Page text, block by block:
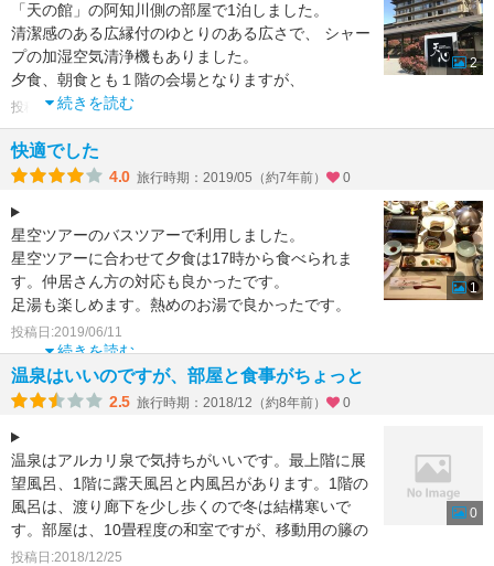
「天の館」の阿知川側の部屋で1泊しました。
清潔感のある広縁付のゆとりのある広さで、 シャー
プの加湿空気清浄機もありました。
夕食、朝食とも１階の会場となりますが、
続きを読む
投稿日:2019/11/16
2
快適でした
4.0 旅行時期：2019/05（約7年前） 0
星空ツアーのバスツアーで利用しました。
星空ツアーに合わせて夕食は17時から食べられま
す。仲居さん方の対応も良かったです。
足湯も楽しめます。熱めのお湯で良かったです。
7階の展望風呂には、サウ
続きを読む
投稿日:2019/06/11
1
温泉はいいのですが、部屋と食事がちょっと
2.5 旅行時期：2018/12（約8年前） 0
温泉はアルカリ泉で気持ちがいいです。最上階に展
望風呂、1階に露天風呂と内風呂があります。1階の
風呂は、渡り廊下を少し歩くので冬は結構寒いで
す。部屋は、10畳程度の和室ですが、移動用の籐の
椅子が1つある
投稿日:2018/12/25
0